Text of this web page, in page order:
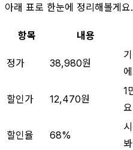
아래 표로 한눈에 정리해볼게요.
항목 내용
정가 38,980원
할인가 12,470원
1
요
할인율 68%